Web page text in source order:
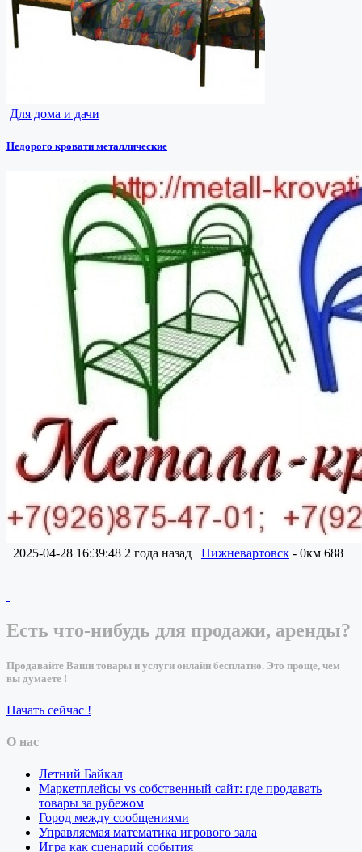
Для дома и дачи
Недорого кровати металлические
2025-04-28 16:39:48 2 года назад Нижневартовск - 0км 688
Есть что-нибудь для продажи, аренды?
Продавайте Ваши товары и услуги онлайн бесплатно. Это проще, чем
вы думаете !
Начать сейчас !
О нас
Летний Байкал
Маркетплейсы vs собственный сайт: где продавать
товары за рубежом
Город между сообщениями
Управляемая математика игрового зала
Игра как сценарий события